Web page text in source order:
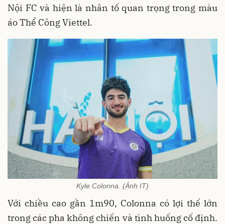
Nội FC và hiện là nhân tố quan trọng trong màu
áo Thể Công Viettel.
Kyle Colonna. (Ảnh IT)
Với chiều cao gần 1m90, Colonna có lợi thế lớn
trong các pha không chiến và tình huống cố định.